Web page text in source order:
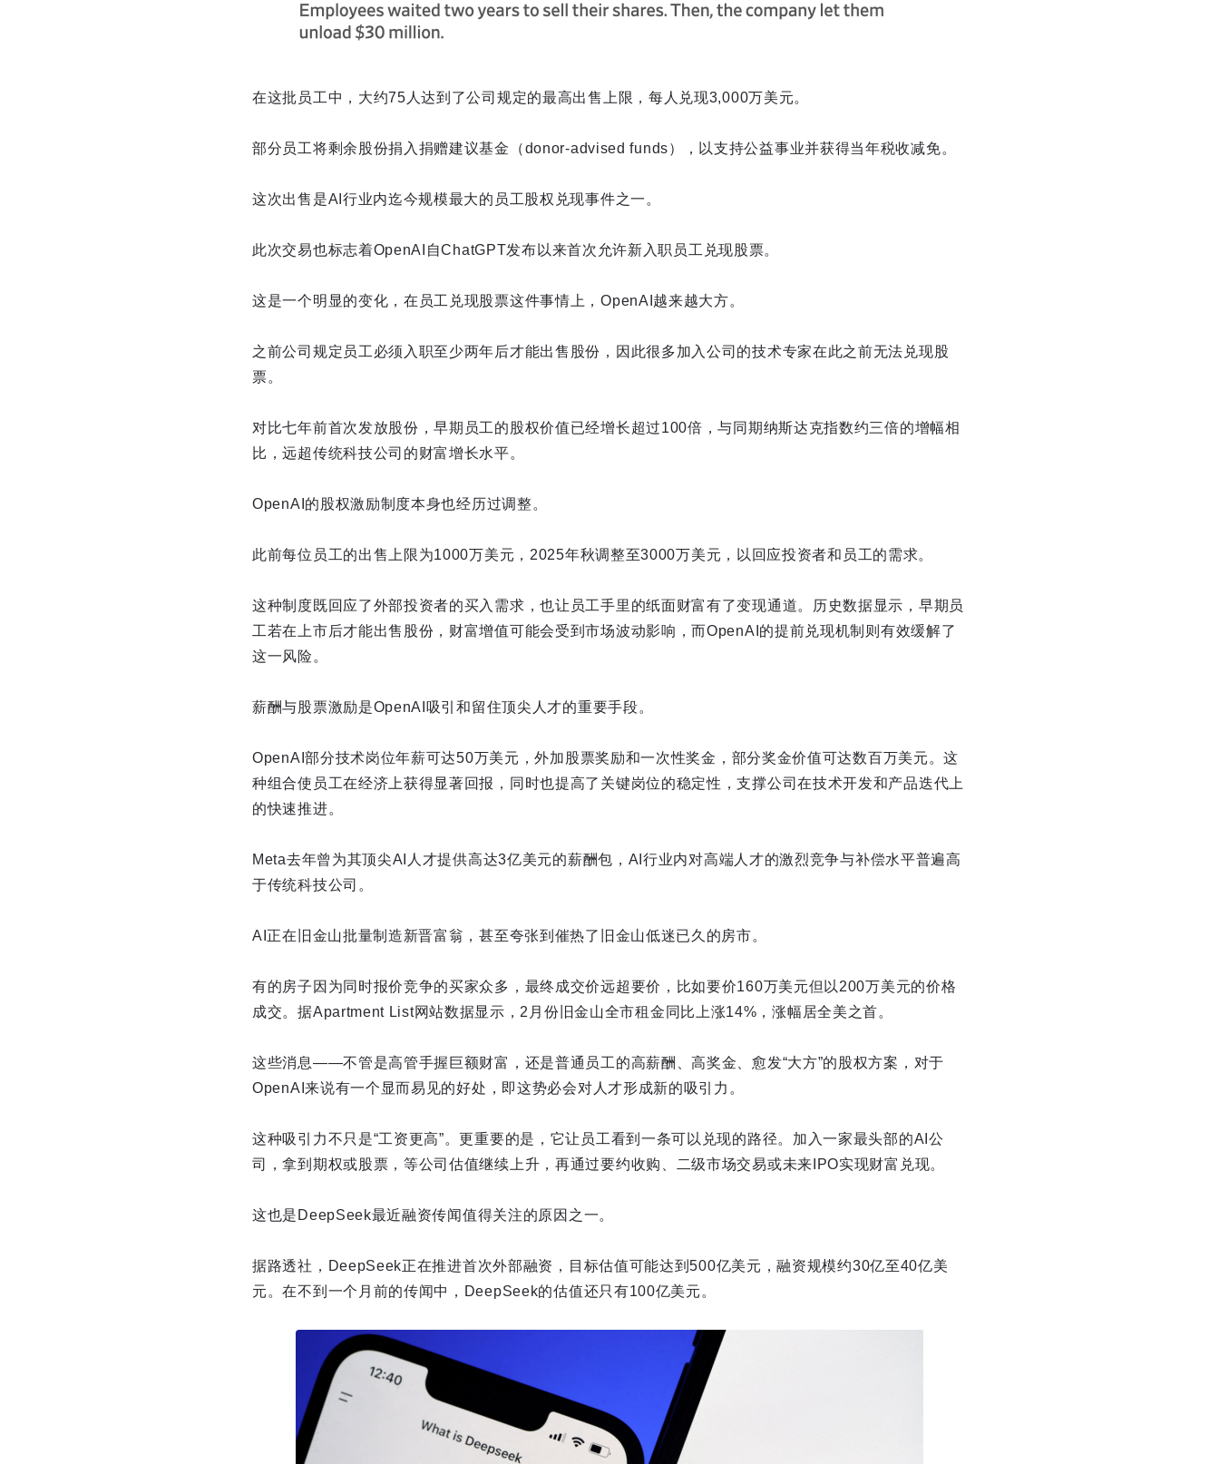
在这批员工中，大约75人达到了公司规定的最高出售上限，每人兑现3,000万美元。
部分员工将剩余股份捐入捐赠建议基金（donor‑advised funds），以支持公益事业并获得当年税收减免。
这次出售是AI行业内迄今规模最大的员工股权兑现事件之一。
此次交易也标志着OpenAI自ChatGPT发布以来首次允许新入职员工兑现股票。
这是一个明显的变化，在员工兑现股票这件事情上，OpenAI越来越大方。
之前公司规定员工必须入职至少两年后才能出售股份，因此很多加入公司的技术专家在此之前无法兑现股
票。
对比七年前首次发放股份，早期员工的股权价值已经增长超过100倍，与同期纳斯达克指数约三倍的增幅相
比，远超传统科技公司的财富增长水平。
OpenAI的股权激励制度本身也经历过调整。
此前每位员工的出售上限为1000万美元，2025年秋调整至3000万美元，以回应投资者和员工的需求。
这种制度既回应了外部投资者的买入需求，也让员工手里的纸面财富有了变现通道。历史数据显示，早期员
工若在上市后才能出售股份，财富增值可能会受到市场波动影响，而OpenAI的提前兑现机制则有效缓解了
这一风险。
薪酬与股票激励是OpenAI吸引和留住顶尖人才的重要手段。
OpenAI部分技术岗位年薪可达50万美元，外加股票奖励和一次性奖金，部分奖金价值可达数百万美元。这
种组合使员工在经济上获得显著回报，同时也提高了关键岗位的稳定性，支撑公司在技术开发和产品迭代上
的快速推进。
Meta去年曾为其顶尖AI人才提供高达3亿美元的薪酬包，AI行业内对高端人才的激烈竞争与补偿水平普遍高
于传统科技公司。
AI正在旧金山批量制造新晋富翁，甚至夸张到催热了旧金山低迷已久的房市。
有的房子因为同时报价竞争的买家众多，最终成交价远超要价，比如要价160万美元但以200万美元的价格
成交。据Apartment List网站数据显示，2月份旧金山全市租金同比上涨14%，涨幅居全美之首。
这些消息——不管是高管手握巨额财富，还是普通员工的高薪酬、高奖金、愈发“大方”的股权方案，对于
OpenAI来说有一个显而易见的好处，即这势必会对人才形成新的吸引力。
这种吸引力不只是“工资更高”。更重要的是，它让员工看到一条可以兑现的路径。加入一家最头部的AI公
司，拿到期权或股票，等公司估值继续上升，再通过要约收购、二级市场交易或未来IPO实现财富兑现。
这也是DeepSeek最近融资传闻值得关注的原因之一。
据路透社，DeepSeek正在推进首次外部融资，目标估值可能达到500亿美元，融资规模约30亿至40亿美
元。在不到一个月前的传闻中，DeepSeek的估值还只有100亿美元。